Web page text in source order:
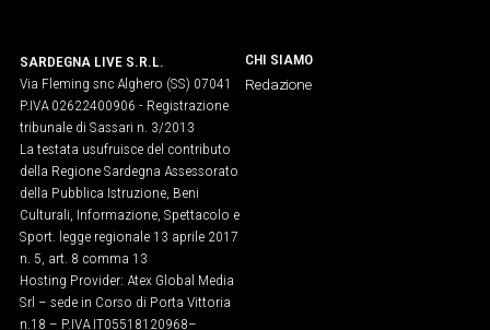
VIDEO
Vai
UNISCITI
AL CANALE
WHATSAPP
SARDEGNA LIVE S.R.L.
Via Fleming snc Alghero (SS) 07041
P.IVA 02622400906 - Registrazione
tribunale di Sassari n. 3/2013
La testata usufruisce del contributo
della Regione Sardegna Assessorato
della Pubblica Istruzione, Beni
Culturali, Informazione, Spettacolo e
Sport. legge regionale 13 aprile 2017
n. 5, art. 8 comma 13
Hosting Provider: Atex Global Media
Srl – sede in Corso di Porta Vittoria
n.18 – P.IVA IT05518120968​–
CHI SIAMO
Redazione